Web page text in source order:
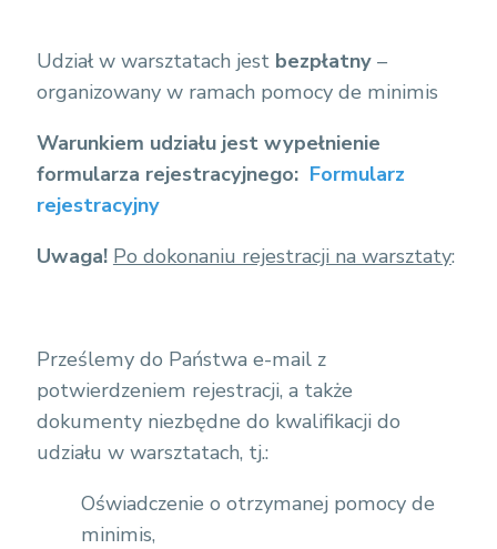
Udział w warsztatach jest bezpłatny–
organizowany w ramach pomocy de minimis
Warunkiem udziału jest wypełnienie
formularza rejestracyjnego: Formularz
rejestracyjny
Uwaga! Po dokonaniu rejestracji na warsztaty:
Prześlemy do Państwa e-mail z
potwierdzeniem rejestracji, a także
dokumenty niezbędne do kwalifikacji do
udziału w warsztatach, tj.:
Oświadczenie o otrzymanej pomocy de
minimis,